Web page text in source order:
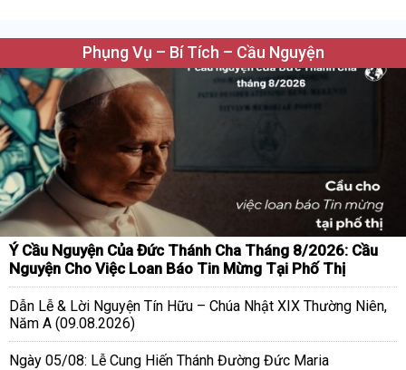
Phụng Vụ – Bí Tích – Cầu Nguyện
Ý Cầu Nguyện Của Đức Thánh Cha Tháng 8/2026: Cầu
Nguyện Cho Việc Loan Báo Tin Mừng Tại Phố Thị
Dẫn Lễ & Lời Nguyện Tín Hữu – Chúa Nhật XIX Thường Niên,
Năm A (09.08.2026)
Ngày 05/08: Lễ Cung Hiến Thánh Đường Đức Maria